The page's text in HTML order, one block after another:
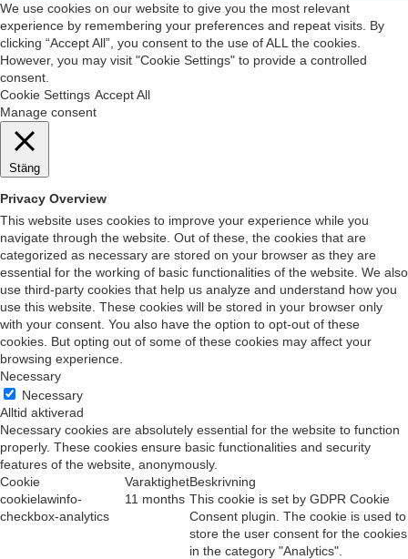
We use cookies on our website to give you the most relevant
experience by remembering your preferences and repeat visits. By
clicking “Accept All”, you consent to the use of ALL the cookies.
However, you may visit "Cookie Settings" to provide a controlled
consent.
Cookie Settings Accept All
Manage consent
Stäng
Privacy Overview
This website uses cookies to improve your experience while you
navigate through the website. Out of these, the cookies that are
categorized as necessary are stored on your browser as they are
essential for the working of basic functionalities of the website. We also
use third-party cookies that help us analyze and understand how you
use this website. These cookies will be stored in your browser only
with your consent. You also have the option to opt-out of these
cookies. But opting out of some of these cookies may affect your
browsing experience.
Necessary
Necessary
Alltid aktiverad
Necessary cookies are absolutely essential for the website to function
properly. These cookies ensure basic functionalities and security
features of the website, anonymously.
Cookie
VaraktighetBeskrivning
cookielawinfo-
checkbox-analytics
11 months This cookie is set by GDPR Cookie
Consent plugin. The cookie is used to
store the user consent for the cookies
in the category "Analytics".